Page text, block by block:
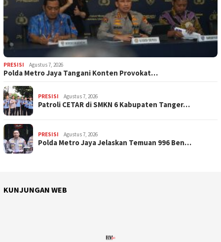
PRESISI Agustus 7, 2026
Polda Metro Jaya Tangani Konten Provokat…
PRESISI Agustus 7, 2026
Patroli CETAR di SMKN 6 Kabupaten Tanger…
PRESISI Agustus 7, 2026
Polda Metro Jaya Jelaskan Temuan 996 Ben…
KUNJUNGAN WEB